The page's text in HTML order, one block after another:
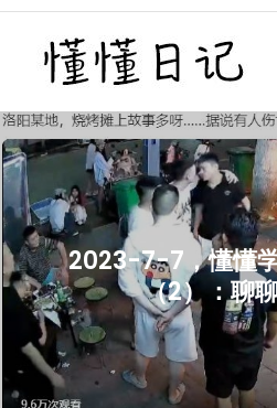
Skip
content
2023-7-7，懂懂
（2）：聊